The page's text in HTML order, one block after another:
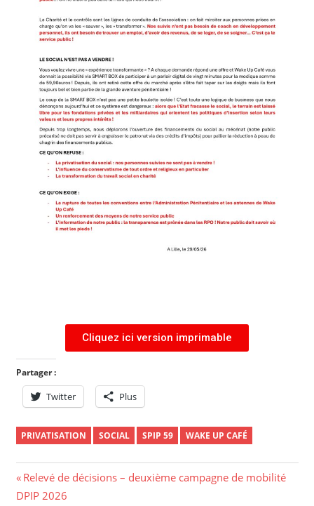
Cliquez ici version imprimable
Partager :
Twitter Plus
PRIVATISATION SOCIAL SPIP 59 WAKE UP CAFÉ
Relevé de décisions – deuxième campagne de mobilité
DPIP 2026